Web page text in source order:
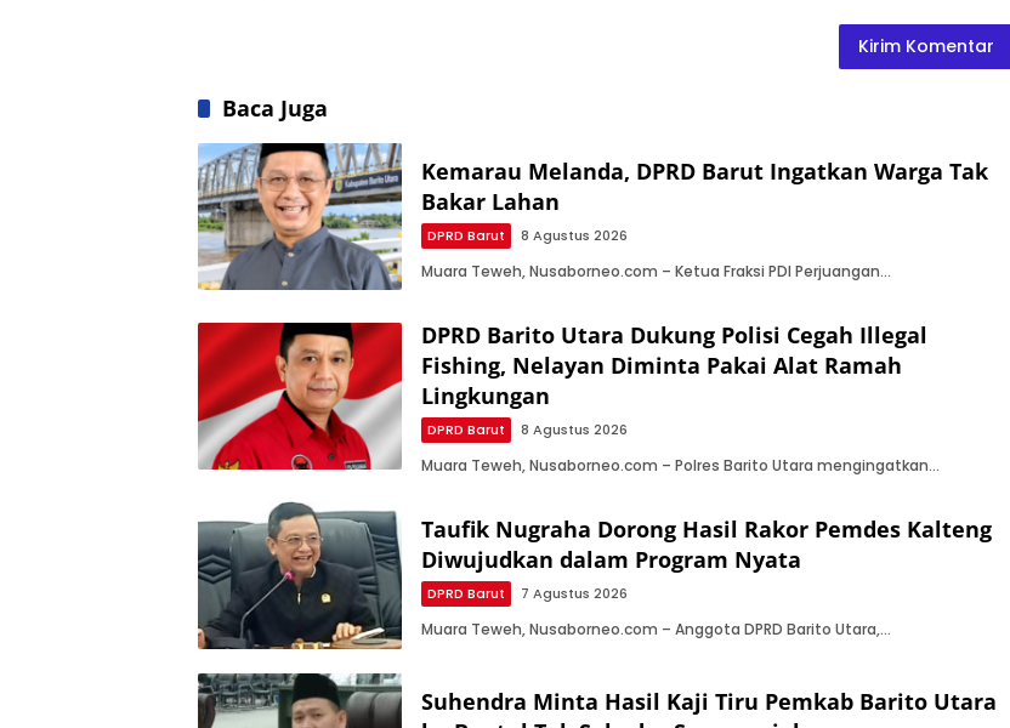
Baca Juga
Kemarau Melanda, DPRD Barut Ingatkan Warga Tak
Bakar Lahan
DPRD Barut 8 Agustus 2026
Muara Teweh, Nusaborneo.com – Ketua Fraksi PDI Perjuangan…
DPRD Barito Utara Dukung Polisi Cegah Illegal
Fishing, Nelayan Diminta Pakai Alat Ramah
Lingkungan
DPRD Barut 8 Agustus 2026
Muara Teweh, Nusaborneo.com – Polres Barito Utara mengingatkan…
Taufik Nugraha Dorong Hasil Rakor Pemdes Kalteng
Diwujudkan dalam Program Nyata
DPRD Barut 7 Agustus 2026
Muara Teweh, Nusaborneo.com – Anggota DPRD Barito Utara,…
Suhendra Minta Hasil Kaji Tiru Pemkab Barito Utara